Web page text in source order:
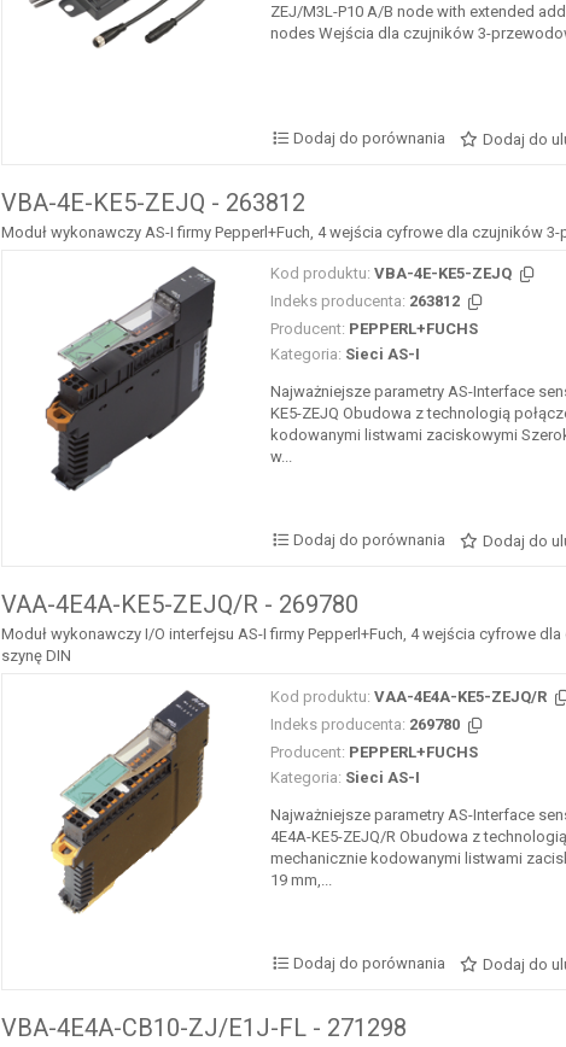
ZEJ/M3L-P10 A/B node with extended
nodes Wejścia dla czujników 3-
Dodaj do porównania Dodaj do
VBA-4E-KE5-ZEJQ - 263812
Moduł wykonawczy AS-I firmy Pepperl+Fuch, 4 wejścia cyfrowe dla czujników
Kod produktu: VBA-4E-KE5-ZEJQ
Indeks producenta: 263812
Producent: PEPPERL+FUCHS
Kategoria: Sieci AS-I
Najważniejsze parametry AS-Interface
KE5-ZEJQ Obudowa z technologią
kodowanymi listwami zaciskowymi
w...
Dodaj do porównania Dodaj do
VAA-4E4A-KE5-ZEJQ/R - 269780
Moduł wykonawczy I/O interfejsu AS-I firmy Pepperl+Fuch, 4 wejścia cyfrowe
szynę DIN
Kod produktu: VAA-4E4A-KE5-ZEJQ/R
Indeks producenta: 269780
Producent: PEPPERL+FUCHS
Kategoria: Sieci AS-I
Najważniejsze parametry AS-Interface
4E4A-KE5-ZEJQ/R Obudowa z
mechanicznie kodowanymi listwami
19 mm,...
Dodaj do porównania Dodaj do
VBA-4E4A-CB10-ZJ/E1J-FL - 271298